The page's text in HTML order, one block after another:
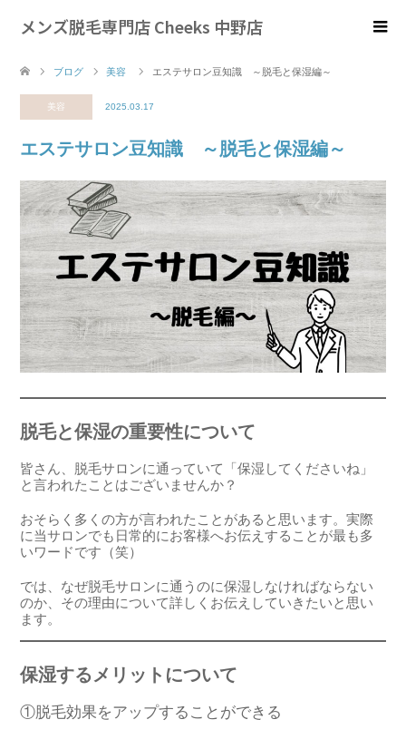
メンズ脱毛専門店 Cheeks 中野店
ブログ 美容 エステサロン豆知識 ～脱毛と保湿編～
美容 2025.03.17
エステサロン豆知識 ～脱毛と保湿編～
脱毛と保湿の重要性について
皆さん、脱毛サロンに通っていて「保湿してくださいね」
と言われたことはございませんか？
おそらく多くの方が言われたことがあると思います。実際
に当サロンでも日常的にお客様へお伝えすることが最も多
いワードです（笑）
では、なぜ脱毛サロンに通うのに保湿しなければならない
のか、その理由について詳しくお伝えしていきたいと思い
ます。
保湿するメリットについて
①脱毛効果をアップすることができる